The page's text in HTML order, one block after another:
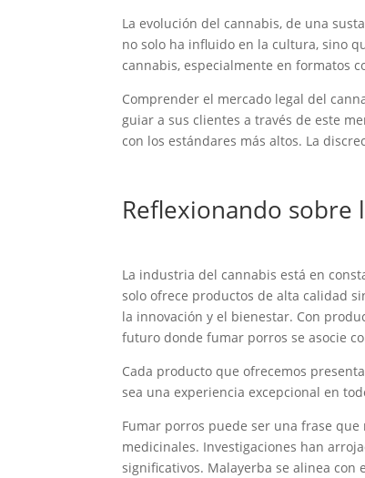
La evolución del cannabis, de una
no solo ha influido en la cultura, sino
cannabis, especialmente en formatos
Comprender el mercado legal del
guiar a sus clientes a través de este
con los estándares más altos. La
Reflexionando sobre
La industria del cannabis está en
solo ofrece productos de alta calidad
la innovación y el bienestar. Con
futuro donde fumar porros se asocie
Cada producto que ofrecemos
sea una experiencia excepcional en
Fumar porros puede ser una frase
medicinales. Investigaciones han
significativos. Malayerba se alinea